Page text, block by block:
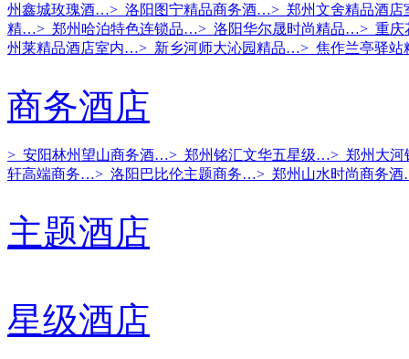
州鑫城玫瑰酒…> 洛阳图宁精品商务酒…> 郑州文舍精品酒
精…> 郑州哈泊特色连锁品…> 洛阳华尔晟时尚精品…> 重庆
州莱精品酒店室内…> 新乡河师大沁园精品…> 焦作兰亭驿
商务酒店
> 安阳林州望山商务酒…> 郑州铭汇文华五星级…> 郑州大
轩高端商务…> 洛阳巴比伦主题商务…> 郑州山水时尚商务
主题酒店
星级酒店